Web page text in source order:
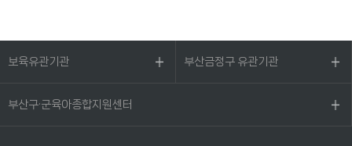
보육유관기관 부산금정구 유관기관
부산구·군육아종합지원센터